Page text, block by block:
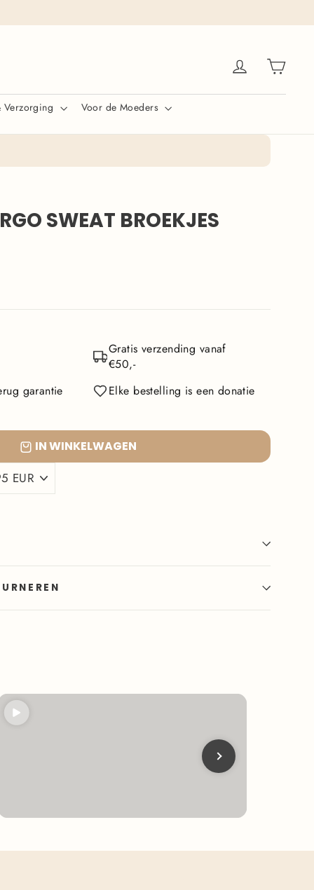
Inloggen
Verzorging Voor de Moeders
SWEAT BROEKJES
Gratis verzending vanaf
€50,-
garantie
Elke bestelling is een donatie
IN WINKELWAGEN